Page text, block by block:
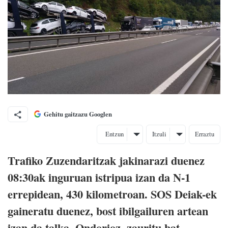
Gehitu gaitzazu Googlen
Entzun Itzuli Erraztu
Trafiko Zuzendaritzak jakinarazi duenez
08:30ak inguruan istripua izan da N-1
errepidean, 430 kilometroan. SOS Deiak-ek
gaineratu duenez, bost ibilgailuren artean